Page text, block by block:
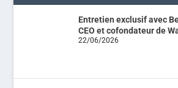
Entretien exclusif avec
CEO et cofondateur de
22/06/2026